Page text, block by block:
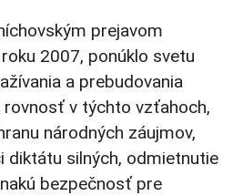
prejavom
2007, ponúklo svetu
a prebudovania
rovnosť v týchto vzťahoch,
národných záujmov,
diktátu silných, odmietnutie
bezpečnosť pre